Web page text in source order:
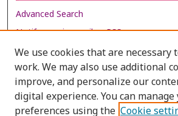
Advanced Search
Notify me via email orRSS
Browse
Collections
Disciplines
We use cookies that are necessary
work. We may also use additional
improve, and personalize our
digital experience. You can
preferences using the Cookie